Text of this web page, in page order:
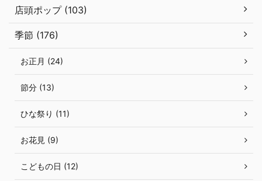
店頭ポップ (103)
季節 (176)
お正月 (24)
節分 (13)
ひな祭り (11)
お花見 (9)
こどもの日 (12)